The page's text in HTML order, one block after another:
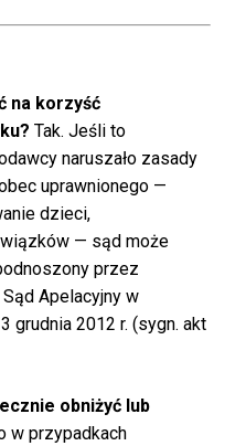
na korzyść
Tak. Jeśli to
naruszało zasady
uprawnionego —
dzieci,
— sąd może
przez
Apelacyjny w
grudnia 2012 r. (sygn. akt
obniżyć lub
w przypadkach